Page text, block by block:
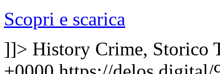
Scopri e scarica
]]> History Crime, Storico